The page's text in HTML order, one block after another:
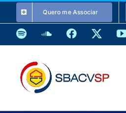
o
conteúdo
Quero me Associar
SpotifySoundCloud
Facebook